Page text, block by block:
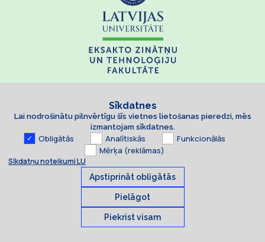
© 2026 Latvijas Universitāte. Visas tiesības aizsargātas
Sīkdatnes
Lai nodrošinātu pilnvērtīgu šīs vietnes lietošanas pieredzi, mēs
izmantojam sīkdatnes.
Obligātās Analītiskās
Funkcionālās
Mērķa (reklāmas)
Sīkdatņu noteikumi LU
Apstiprināt obligātās
Pielāgot
Piekrist visam